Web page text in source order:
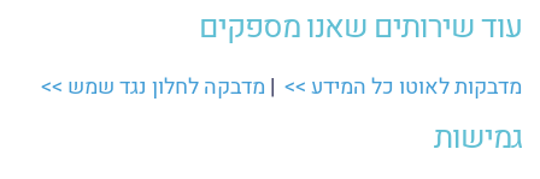
עוד שירותים שאנו מספקים
מדבקות לאוטו כל המידע >> | מדבקה לחלון נגד שמש >>
גמישות